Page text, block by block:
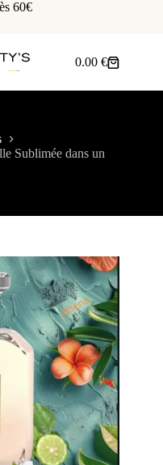
60€
0.00€
Sublimée dans un